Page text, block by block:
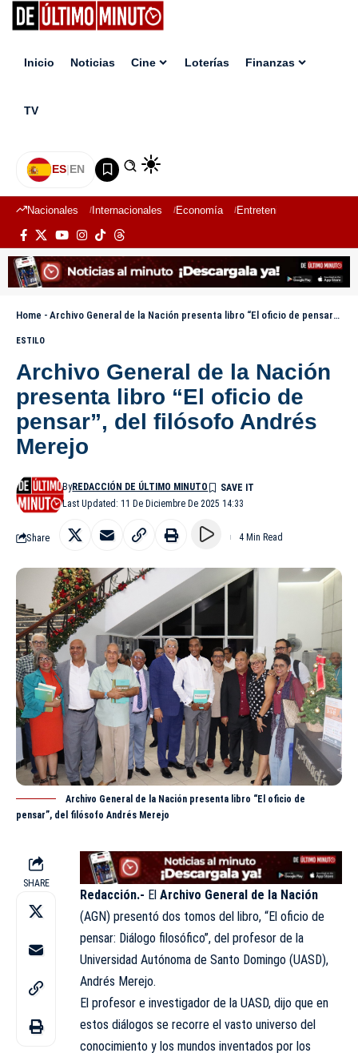
Inicio Noticias Cine Loterías Finanzas
TV
ES|EN
Nacionales Internacionales Economía Entretenimiento
Home - Archivo General de la Nación presenta libro “El oficio de pensar”, del filósofo Andrés Merejo
ESTILO
Archivo General de la Nación
presenta libro “El oficio de
pensar”, del filósofo Andrés
Merejo
Last Updated: 11 De Diciembre De 2025 14:33
ByREDACCIÓN DE ÚLTIMO MINUTO
Share 4 Min Read
Archivo General de la Nación presenta libro “El oficio de
pensar”, del filósofo Andrés Merejo
SHARE
Redacción.- El Archivo General de la Nación
(AGN) presentó dos tomos del libro, “El oficio de
pensar: Diálogo filosófico”, del profesor de la
Universidad Autónoma de Santo Domingo (UASD),
Andrés Merejo.
El profesor e investigador de la UASD, dijo que en
estos diálogos se recorre el vasto universo del
conocimiento y los mundos inventados por los